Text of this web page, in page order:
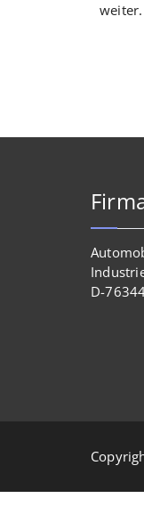
weiter.
D-